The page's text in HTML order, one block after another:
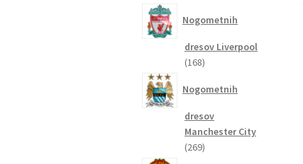
Nogometnih
dresov Liverpool
168168
Nogometnih
dresov
Manchester City
269269